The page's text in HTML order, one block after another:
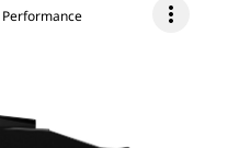
more_vert